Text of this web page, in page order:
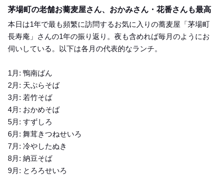
茅場町の老舗お蕎麦屋さん、おかみさん・花番さんも最高
本日は1年で最も頻繁に訪問するお気に入りの蕎麦屋「茅場町
長寿庵」さんの1年の振り返り。夜も含めれば毎月のようにお
伺いしている。以下は各月の代表的なランチ。
1月: 鴨南ばん
2月: 天ぷらそば
3月: 若竹そば
4月: おかめそば
5月: すずしろ
6月: 舞茸きつねせいろ
7月: 冷やしたぬき
8月: 納豆そば
9月: とろろせいろ